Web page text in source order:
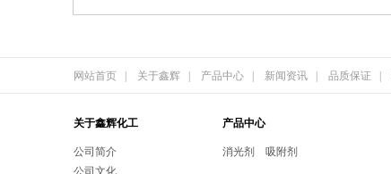
网站首页 关于鑫辉 产品中心 新闻资讯 品质保证
关于鑫辉化工
公司简介
公司文化
产品中心
消光剂 吸附剂